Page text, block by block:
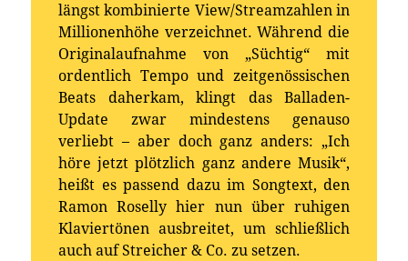
längst kombinierte View/Streamzahlen in
Millionenhöhe verzeichnet. Während die
Originalaufnahme von „Süchtig“ mit
ordentlich Tempo und zeitgenössischen
Beats daherkam, klingt das Balladen-
Update zwar mindestens genauso
verliebt – aber doch ganz anders: „Ich
höre jetzt plötzlich ganz andere Musik“,
heißt es passend dazu im Songtext, den
Ramon Roselly hier nun über ruhigen
Klaviertönen ausbreitet, um schließlich
auch auf Streicher & Co. zu setzen.